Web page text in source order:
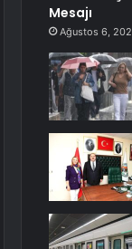
Mesajı
Ağustos 6,